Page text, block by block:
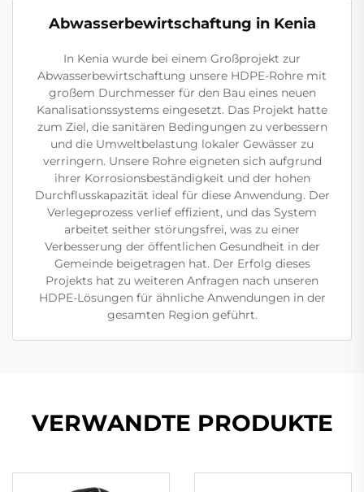
Abwasserbewirtschaftung in Kenia
In Kenia wurde bei einem Großprojekt zur
Abwasserbewirtschaftung unsere HDPE-Rohre mit
großem Durchmesser für den Bau eines neuen
Kanalisationssystems eingesetzt. Das Projekt hatte
zum Ziel, die sanitären Bedingungen zu verbessern
und die Umweltbelastung lokaler Gewässer zu
verringern. Unsere Rohre eigneten sich aufgrund
ihrer Korrosionsbeständigkeit und der hohen
Durchflusskapazität ideal für diese Anwendung. Der
Verlegeprozess verlief effizient, und das System
arbeitet seither störungsfrei, was zu einer
Verbesserung der öffentlichen Gesundheit in der
Gemeinde beigetragen hat. Der Erfolg dieses
Projekts hat zu weiteren Anfragen nach unseren
HDPE-Lösungen für ähnliche Anwendungen in der
gesamten Region geführt.
VERWANDTE PRODUKTE